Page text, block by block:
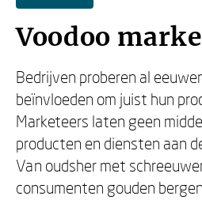
Voodoo
Bedrijven proberen al
beïnvloeden om juist hun
Marketeers laten geen
producten en diensten aan
Van oudsher met
consumenten gouden